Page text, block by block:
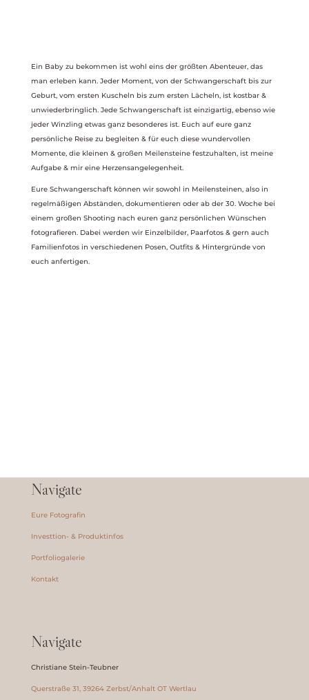
Ein Baby zu bekommen ist wohl eins der größten Abenteuer, das
man erleben kann. Jeder Moment, von der Schwangerschaft bis zur
Geburt, vom ersten Kuscheln bis zum ersten Lächeln, ist kostbar &
unwiederbringlich. Jede Schwangerschaft ist einzigartig, ebenso wie
jeder Winzling etwas ganz besonderes ist. Euch auf eure ganz
persönliche Reise zu begleiten & für euch diese wundervollen
Momente, die kleinen & großen Meilensteine festzuhalten, ist meine
Aufgabe & mir eine Herzensangelegenheit.
Eure Schwangerschaft können wir sowohl in Meilensteinen, also in
regelmäßigen Abständen, dokumentieren oder ab der 30. Woche bei
einem großen Shooting nach euren ganz persönlichen Wünschen
fotografieren. Dabei werden wir Einzelbilder, Paarfotos & gern auch
Familienfotos in verschiedenen Posen, Outfits & Hintergründe von
euch anfertigen.
Navigate
Eure Fotografin
Investtion- & Produktinfos
Portfoliogalerie
Kontakt
Navigate
Christiane Stein-Teubner
Querstraße 31, 39264 Zerbst/Anhalt OT Wertlau